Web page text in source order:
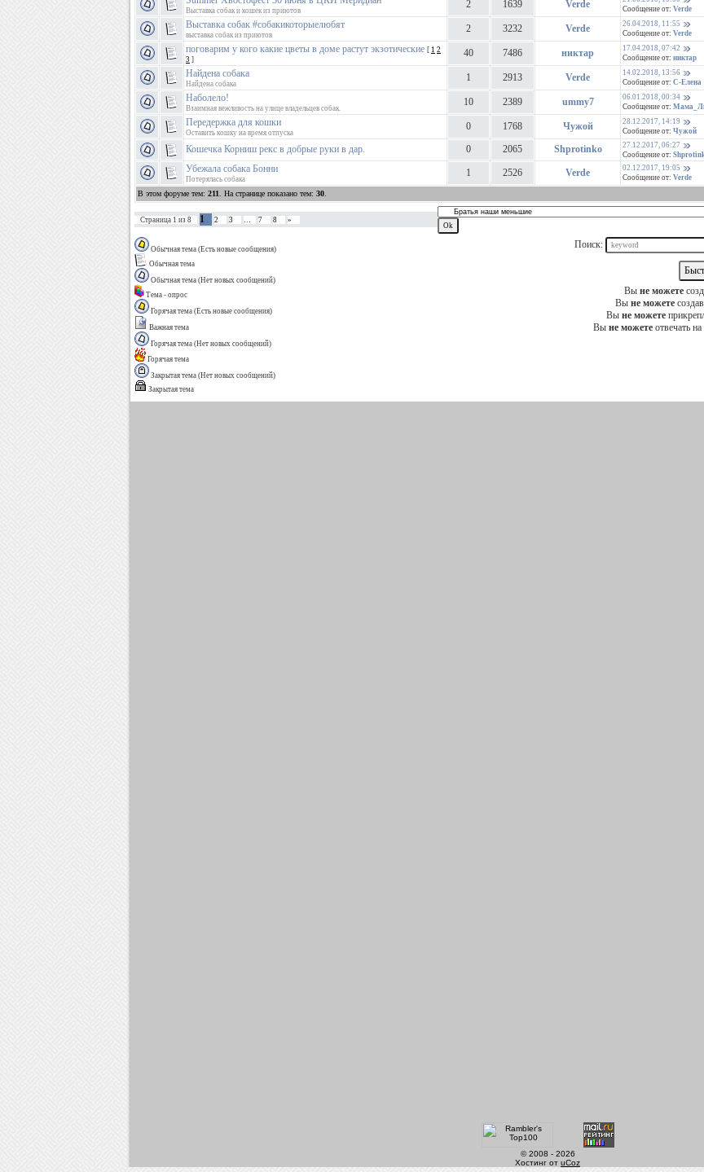
Выставка собак и кошек из приютов
2 1639 Verde
Сообщение от: Verde
Выставка собак #собакикоторыелюбят
выставка собак из приютов
2 3232 Verde
26.04.2018, 11:55
Сообщение от: Verde
поговарим у кого какие цветы в доме растут экзотические [ 1 2
3 ]
40 7486 никтар
17.04.2018, 07:42
Сообщение от: никтар
Найдена собака
Найдена собака
1 2913 Verde
14.02.2018, 13:56
Сообщение от: С-Елена
Наболело!
Взаимная вежливость на улице владельцев собак.
10 2389 ummy7
06.01.2018, 00:34
Сообщение от:
Передержка для кошки
Оставить кошку на время отпуска
0 1768 Чужой
28.12.2017, 14:19
Сообщение от: Чужой
Кошечка Корниш рекс в добрые руки в дар. 0 2065 Shprotinko
27.12.2017, 06:27
Сообщение от:
Убежала собака Бонни
Потерялась собака
1 2526 Verde
02.12.2017, 19:05
Сообщение от: Verde
В этом форуме тем: 211 . На странице показано тем: 30
Страница 1 из 8 1 2 3 … 7 8 »
Обычная тема (Есть новые сообщения)
Обычная тема
Обычная тема (Нет новых сообщений)
Тема - опрос
Горячая тема (Есть новые сообщения)
Важная тема
Горячая тема (Нет новых сообщений)
Горячая тема
Закрытая тема (Нет новых сообщений)
Закрытая тема
Поиск:
Вы не можете
Вы не можете
Вы не можете
Вы не можете отвечать
© 2008 - 2026
Хостинг от uCoz